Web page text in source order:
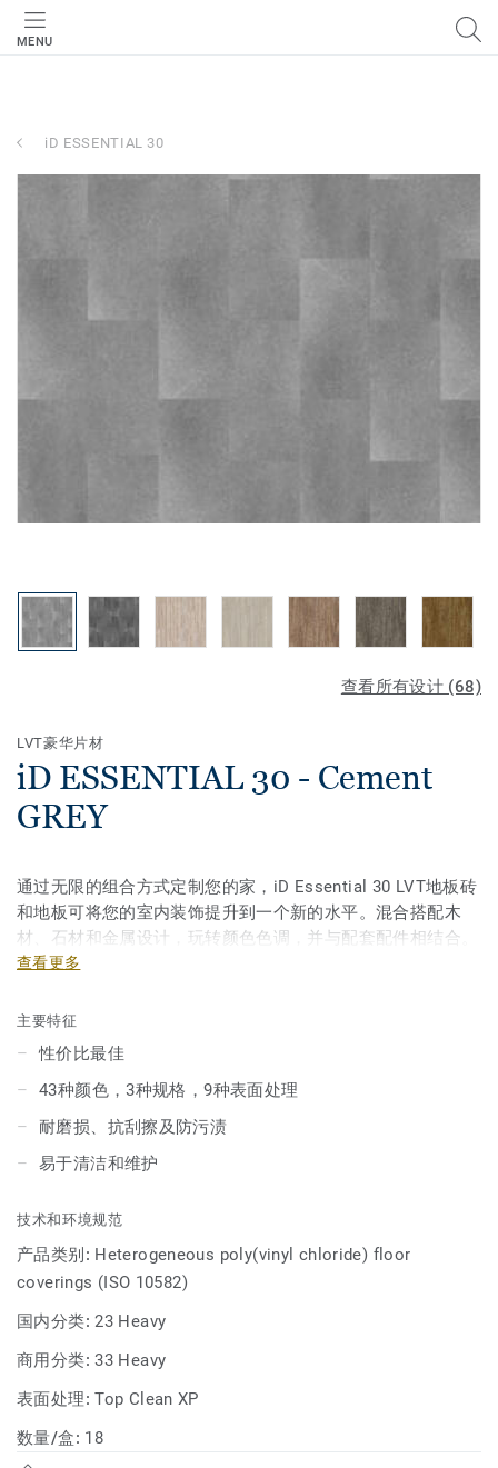
MENU
iD ESSENTIAL 30
查看所有设计 (68)
LVT豪华片材
iD ESSENTIAL 30 - Cement
GREY
通过无限的组合方式定制您的家，iD Essential 30 LVT地板砖
和地板可将您的室内装饰提升到一个新的水平。混合搭配木
材、石材和金属设计，玩转颜色色调，并与配套配件相结合。
在部分精选款式中，我们使用了浮雕注册雕刻技术，呈现木材
于维护，并具有防刮擦、划痕和污渍的额外耐久性。
查看更多
主要特征
性价比最佳
43种颜色，3种规格，9种表面处理
耐磨损、抗刮擦及防污渍
易于清洁和维护
技术和环境规范
产品类别: Heterogeneous poly(vinyl chloride) floor
coverings (ISO 10582)
国内分类:23 Heavy
商用分类:33 Heavy
表面处理:Top Clean XP
数量/盒: 18